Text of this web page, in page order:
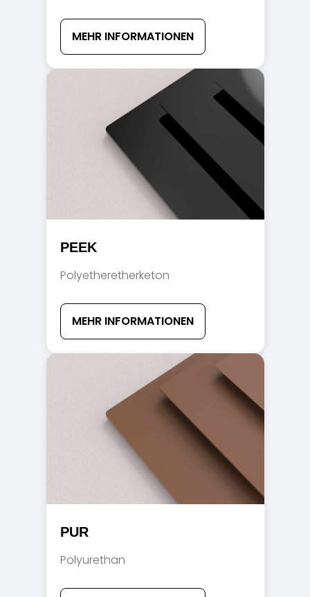
MEHR INFORMATIONEN
PEEK
Polyetheretherketon
MEHR INFORMATIONEN
PUR
Polyurethan